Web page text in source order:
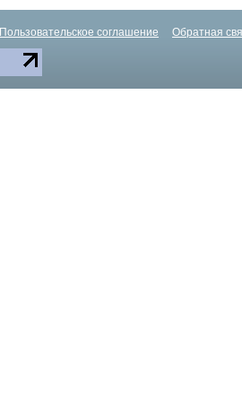
Пользовательское соглашение Обратная